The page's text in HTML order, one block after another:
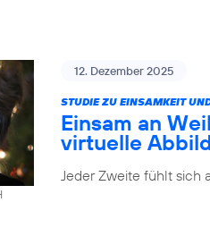
12. Dezember 2025
STUDIE ZU EINSAMKEIT
Einsam an
virtuelle
Jeder Zweite fühlt sich